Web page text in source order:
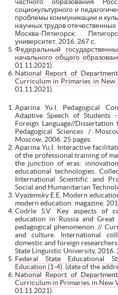
социокультурного и
проблемы коммуникации и
научных трудов
Москва-Пятигорск:
университет, 2016. 267 с.
Федеральный
начального общего
01.11.2021).
National Report of
Curriculum in Primaries in New
01.11.2021).
Aparina Yu.I. Pedagogical
Adaptive Speech of Students
Foreign Language//
Pedagogical Sciences /
Moscow, 2006. 25 pages.
Aparina Yu.I. Interactive
of the professional training of
the junction of eras:
educational technologies.
International Scientific and
Social and Humanitarian
Vyazemsky E.E. Modern
modern education: magazine.
Codrle S.V. Key aspects of
education in Russia and
pedagogical phenomenon. //
and culture. International
domestic and foreign
State Linguistic University, 2016.
Federal State Educational
Education (1-4). (date of the
National Report of
Curriculum in Primaries in New
01.11.2021).